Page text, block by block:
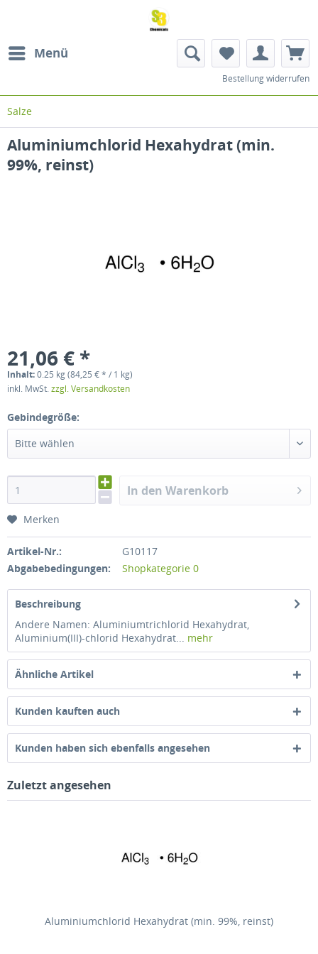
Menü
Bestellung widerrufen
Salze
Aluminiumchlorid Hexahydrat (min.
99%, reinst)
21,06 € *
Inhalt:0.25 kg (84,25 € * / 1 kg)
inkl. MwSt.zzgl. Versandkosten
Gebindegröße:
Bitte wählen
In den Warenkorb
Merken
Artikel-Nr.:
G10117
Abgabebedingungen:
Shopkategorie 0
Beschreibung
Andere Namen: Aluminiumtrichlorid Hexahydrat,
Aluminium(III)-chlorid Hexahydrat... mehr
Ähnliche Artikel
Kunden kauften auch
Kunden haben sich ebenfalls angesehen
Zuletzt angesehen
Aluminiumchlorid Hexahydrat (min. 99%, reinst)